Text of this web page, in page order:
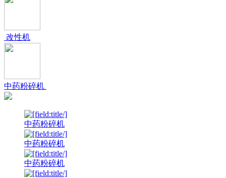
改性机
中药粉碎机
中药粉碎机
中药粉碎机
中药粉碎机